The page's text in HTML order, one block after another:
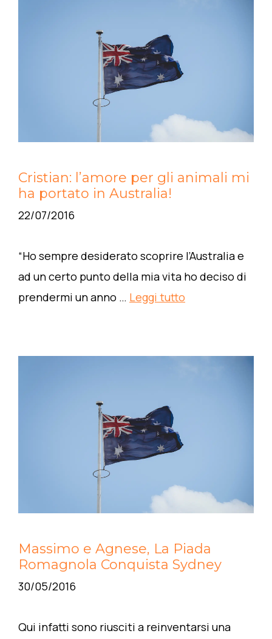
Cristian: l’amore per gli animali mi
ha portato in Australia!
22/07/2016
“Ho sempre desiderato scoprire l’Australia e
ad un certo punto della mia vita ho deciso di
prendermi un anno … Leggi tutto
Massimo e Agnese, La Piada
Romagnola Conquista Sydney
30/05/2016
Qui infatti sono riusciti a reinventarsi una